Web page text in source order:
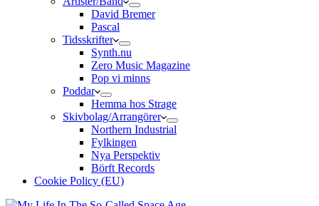
David Bremer
Pascal
Tidsskrifter
Synth.nu
Zero Music Magazine
Pop vi minns
Poddar
Hemma hos Strage
Skivbolag/Arrangörer
Northern Industrial
Fylkingen
Nya Perspektiv
Börft Records
Cookie Policy (EU)